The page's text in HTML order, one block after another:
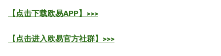
【点击下载欧易APP】>>>
【点击进入欧易官方社群】>>>